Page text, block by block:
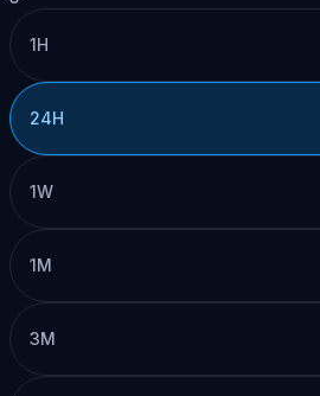
1H
24H
1W
1M
3M